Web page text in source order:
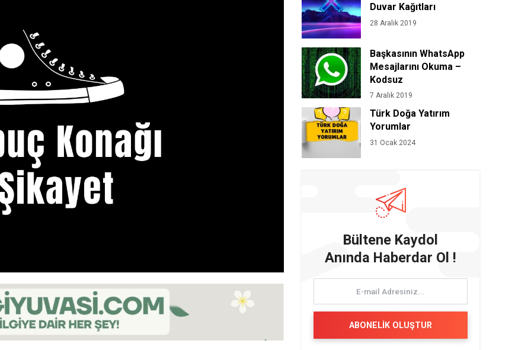
Duvar Kağıtları
28 Aralık 2019
Başkasının WhatsApp
Mesajlarını Okuma –
Kodsuz
7 Aralık 2019
Türk Doğa Yatırım
Yorumlar
31 Ocak 2024
Bültene Kaydol
Anında Haberdar Ol !
ABONELİK OLUŞTUR